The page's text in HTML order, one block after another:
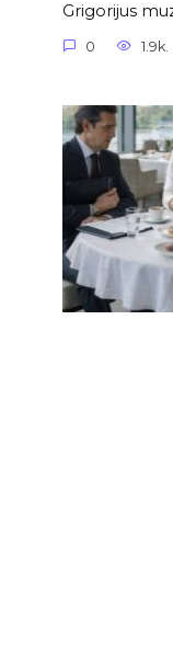
Grigorijus
0 1.9k.